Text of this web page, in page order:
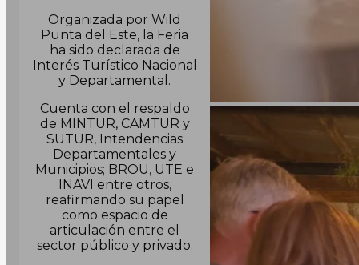
Organizada por Wild
Punta del Este, la Feria
ha sido declarada de
Interés Turístico Nacional
y Departamental.
Cuenta con el respaldo
de MINTUR, CAMTUR y
SUTUR, Intendencias
Departamentales y
Municipios; BROU, UTE e
INAVI entre otros,
reafirmando su papel
como espacio de
articulación entre el
sector público y privado.